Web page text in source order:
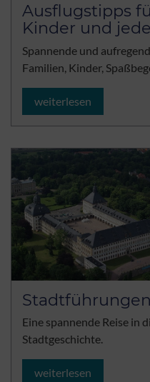
Ausflugstipps
Kinder und
Spannende und
Familien, Kinder,
weiterlesen
Stadtführungen
Eine spannende Reise in
Stadtgeschichte.
weiterlesen